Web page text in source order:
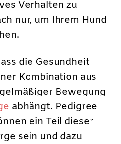
Verhalten zu
nur, um Ihrem Hund
die Gesundheit
Kombination aus
Bewegung
abhängt. Pedigree
ein Teil dieser
sein und dazu